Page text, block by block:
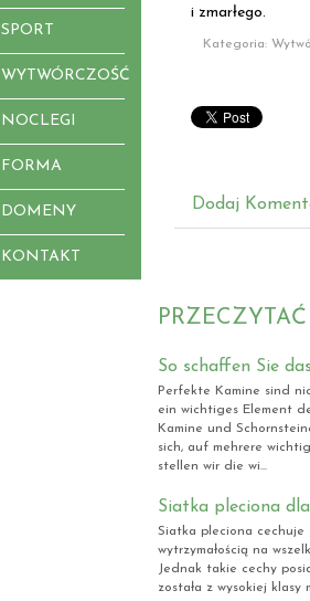
SPORT
WYTWÓRCZOŚĆ
NOCLEGI
FORMA
DOMENY
KONTAKT
i zmarłego.
Kategoria:
Dodaj
So schaffen Sie
Perfekte Kamine sind
ein wichtiges Element
Kamine und
sich, auf mehrere
stellen wir die wi...
Siatka pleciona
Siatka pleciona cechuje
wytrzymałością na
Jednak takie cechy
została z wysokiej klasy